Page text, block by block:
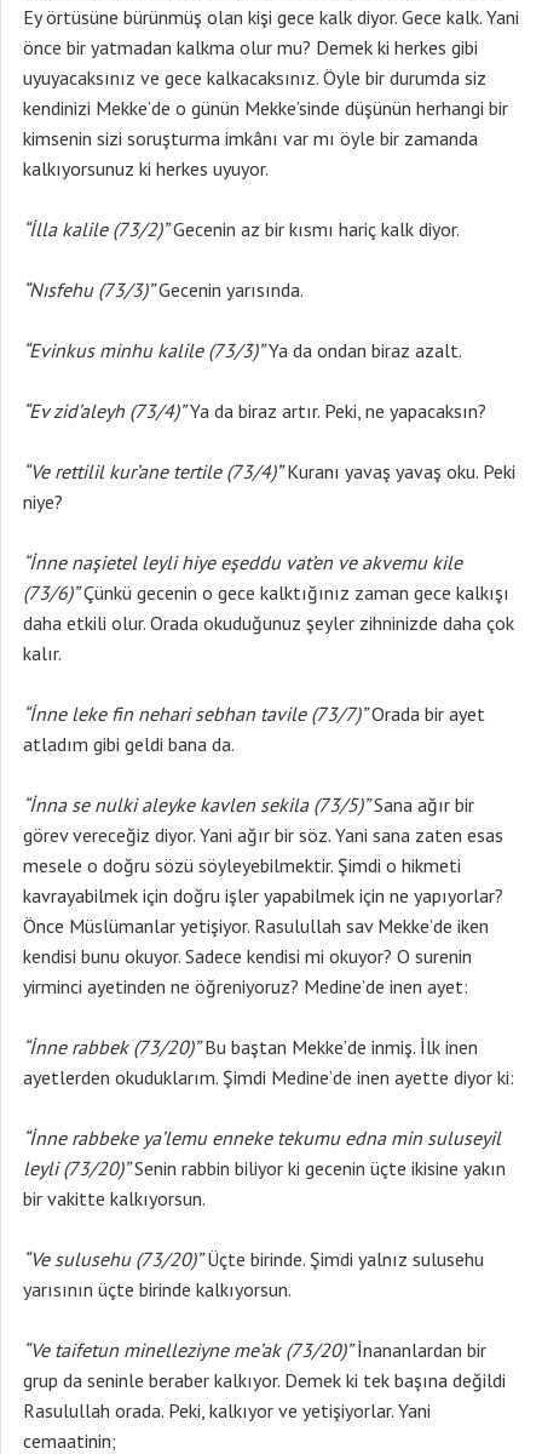
Ey örtüsüne bürünmüş olan kişi gece kalk diyor. Gece kalk. Yani
önce bir yatmadan kalkma olur mu? Demek ki herkes gibi
uyuyacaksınız ve gece kalkacaksınız. Öyle bir durumda siz
kendinizi Mekke’de o günün Mekke’sinde düşünün herhangi bir
kimsenin sizi soruşturma imkânı var mı öyle bir zamanda
kalkıyorsunuz ki herkes uyuyor.
“İlla kalile (73/2)”Gecenin az bir kısmı hariç kalk diyor.
“Nısfehu (73/3)”Gecenin yarısında.
“Evinkus minhu kalile(73/3)”Ya da ondan biraz azalt.
“Ev zid’aleyh (73/4)”Ya da biraz artır. Peki, ne yapacaksın?
“Ve rettilil kur’ane tertile (73/4)”Kuranı yavaş yavaş oku. Peki
niye?
“İnne naşietel leyli hiye eşeddu vat’en ve akvemu kile
(73/6)”Çünkü gecenin o gece kalktığınız zaman gece kalkışı
daha etkili olur. Orada okuduğunuz şeyler zihninizde daha çok
kalır.
“İnne leke fin nehari sebhan tavile (73/7)”Orada bir ayet
atladım gibi geldi bana da.
“İnna se nulki aleyke kavlen sekila (73/5)”Sana ağır bir
görev vereceğiz diyor. Yani ağır bir söz. Yani sana zaten esas
mesele o doğru sözü söyleyebilmektir. Şimdi o hikmeti
kavrayabilmek için doğru işler yapabilmek için ne yapıyorlar?
Önce Müslümanlar yetişiyor. Rasulullah sav Mekke’de iken
kendisi bunu okuyor. Sadece kendisi mi okuyor? O surenin
yirminci ayetinden ne öğreniyoruz? Medine’de inen ayet:
“İnne rabbek (73/20)”Bu baştan Mekke’de inmiş. İlk inen
ayetlerden okuduklarım. Şimdi Medine’de inen ayette diyor ki:
“İnne rabbeke ya’lemu enneke tekumu edna min suluseyil
leyli (73/20)”Senin rabbin biliyor ki gecenin üçte ikisine yakın
bir vakitte kalkıyorsun.
“Ve sulusehu (73/20)”Üçte birinde. Şimdi yalnız sulusehu
yarısının üçte birinde kalkıyorsun.
“Ve taifetun minelleziyne me’ak (73/20)”İnananlardan bir
grup da seninle beraber kalkıyor. Demek ki tek başına değildi
Rasulullah orada. Peki, kalkıyor ve yetişiyorlar. Yani
cemaatinin;